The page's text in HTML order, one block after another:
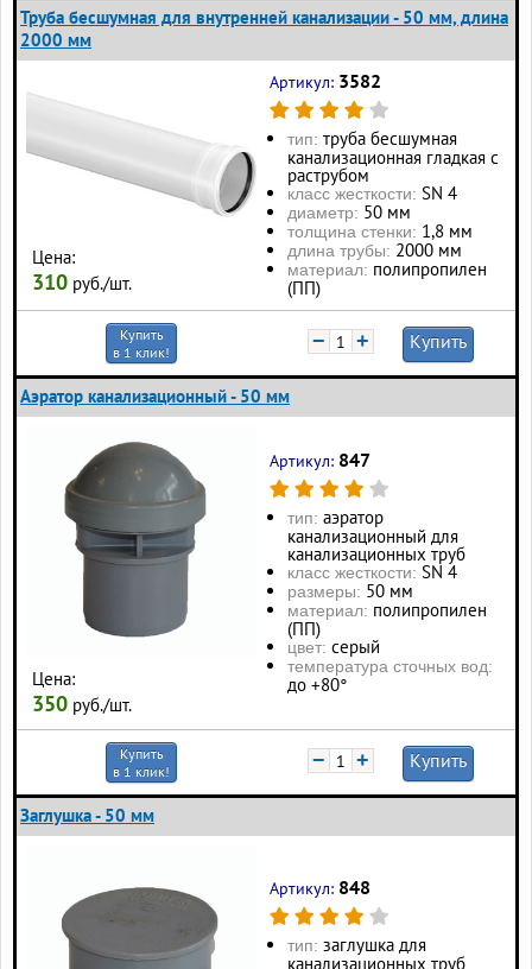
Труба бесшумная для внутренней канализации - 50 мм, длина
2000 мм
Цена:
310 руб./шт.
Артикул: 3582
тип: труба бесшумная
канализационная гладкая с
раструбом
класс жесткости: SN 4
диаметр: 50 мм
толщина стенки: 1,8 мм
длина трубы: 2000 мм
материал: полипропилен
(ПП)
Купить
в 1 клик!
− + Купить
Аэратор канализационный - 50 мм
Цена:
350 руб./шт.
Артикул: 847
тип: аэратор
канализационный для
канализационных труб
класс жесткости: SN 4
размеры: 50 мм
материал: полипропилен
(ПП)
цвет: серый
температура сточных вод:
до +80°
Купить
в 1 клик!
− + Купить
Заглушка - 50 мм
Артикул: 848
тип: заглушка для
канализационных труб